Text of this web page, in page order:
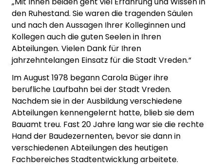
den Ruhestand. Sie waren die tragenden Säulen
und nach den Aussagen Ihrer Kolleginnen und
Kollegen auch die guten Seelen in Ihren
Abteilungen. Vielen Dank für Ihren
jahrzehntelangen Einsatz für die Stadt Vreden.“
Im August 1978 begann Carola Büger ihre
berufliche Laufbahn bei der Stadt Vreden.
Nachdem sie in der Ausbildung verschiedene
Abteilungen kennengelernt hatte, blieb sie dem
Bauamt treu. Fast 20 Jahre lang war sie die rechte
Hand der Baudezernenten, bevor sie dann in
verschiedenen Abteilungen des heutigen
Fachbereiches Stadtentwicklung arbeitete.